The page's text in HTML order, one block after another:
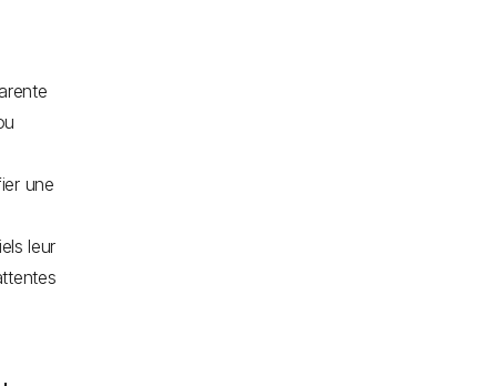
une
leur